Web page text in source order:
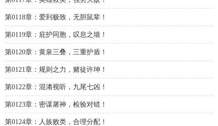
第0118章：爱到极致，无胆鼠辈！
第0119章：庇护同胞，叹息之墙！
第0120章：黄泉三叠，三重护盾！
第0121章：规则之力，赌徒许坤！
第0122章：混淆视听，九尾七凶！
第0123章：密谋屠神，检验对错！
第0124章：人族败类，合理分配！